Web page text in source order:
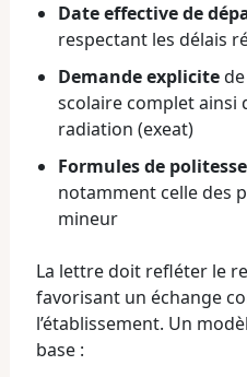
Date effective de
respectant les délais
Demande explicitede
scolaire complet ainsi
radiation (exeat)
Formules de politesse
notamment celle des
mineur
La lettre doit refléter le
favorisant un échange
l’établissement. Un
base :